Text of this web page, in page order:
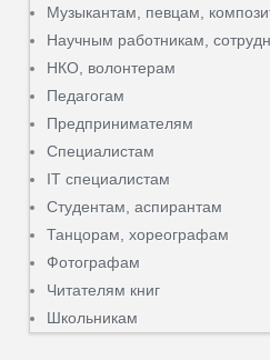
Музыкантам, певцам,
Научным работникам,
НКО, волонтерам
Педагогам
Предпринимателям
Специалистам
IT специалистам
Студентам, аспирантам
Танцорам, хореографам
Фотографам
Читателям книг
Школьникам